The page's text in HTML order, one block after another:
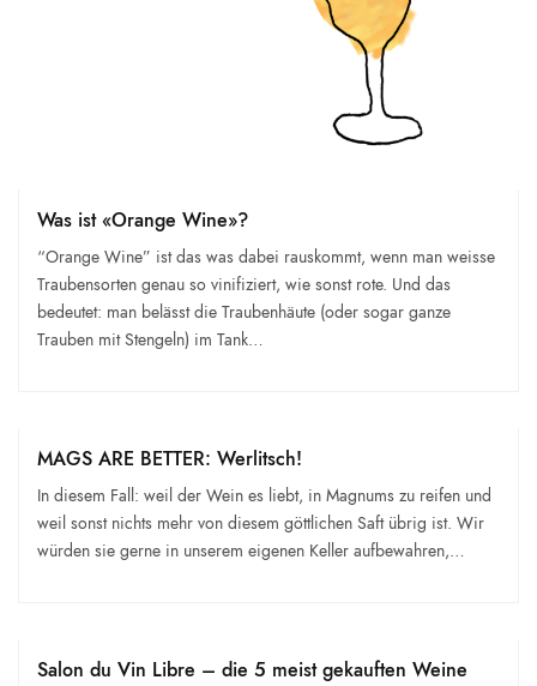
Was ist «Orange Wine»?
“Orange Wine” ist das was dabei rauskommt, wenn man weisse
Traubensorten genau so vinifiziert, wie sonst rote. Und das
bedeutet: man belässt die Traubenhäute (oder sogar ganze
Trauben mit Stengeln) im Tank…
MAGS ARE BETTER: Werlitsch!
In diesem Fall: weil der Wein es liebt, in Magnums zu reifen und
weil sonst nichts mehr von diesem göttlichen Saft übrig ist. Wir
würden sie gerne in unserem eigenen Keller aufbewahren,…
Salon du Vin Libre – die 5 meist gekauften Weine